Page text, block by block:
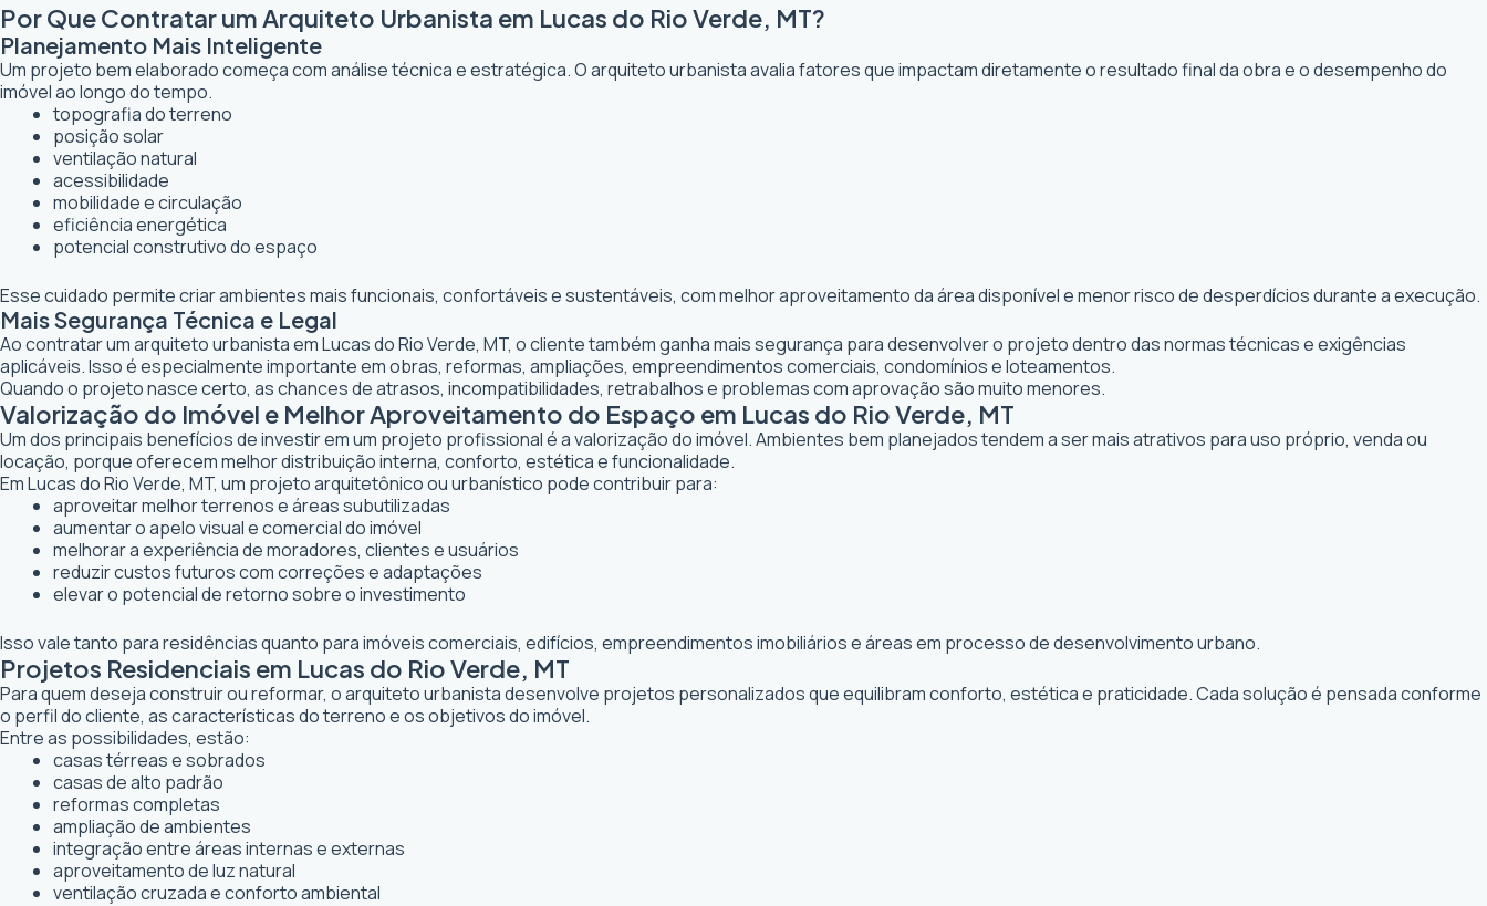
Por Que Contratar um Arquiteto Urbanista em Lucas do Rio Verde, MT?
Planejamento Mais Inteligente
Um projeto bem elaborado começa com análise técnica e estratégica. O arquiteto urbanista avalia fatores que impactam diretamente o resultado final da obra e o desempenho do
imóvel ao longo do tempo.
topografia do terreno
posição solar
ventilação natural
acessibilidade
mobilidade e circulação
eficiência energética
potencial construtivo do espaço
Esse cuidado permite criar ambientes mais funcionais, confortáveis e sustentáveis, com melhor aproveitamento da área disponível e menor risco de desperdícios durante a execução.
Mais Segurança Técnica e Legal
Ao contratar um arquiteto urbanista em Lucas do Rio Verde, MT, o cliente também ganha mais segurança para desenvolver o projeto dentro das normas técnicas e exigências
aplicáveis. Isso é especialmente importante em obras, reformas, ampliações, empreendimentos comerciais, condomínios e loteamentos.
Quando o projeto nasce certo, as chances de atrasos, incompatibilidades, retrabalhos e problemas com aprovação são muito menores.
Valorização do Imóvel e Melhor Aproveitamento do Espaço em Lucas do Rio Verde, MT
Um dos principais benefícios de investir em um projeto profissional é a valorização do imóvel. Ambientes bem planejados tendem a ser mais atrativos para uso próprio, venda ou
locação, porque oferecem melhor distribuição interna, conforto, estética e funcionalidade.
Em Lucas do Rio Verde, MT, um projeto arquitetônico ou urbanístico pode contribuir para:
aproveitar melhor terrenos e áreas subutilizadas
aumentar o apelo visual e comercial do imóvel
melhorar a experiência de moradores, clientes e usuários
reduzir custos futuros com correções e adaptações
elevar o potencial de retorno sobre o investimento
Isso vale tanto para residências quanto para imóveis comerciais, edifícios, empreendimentos imobiliários e áreas em processo de desenvolvimento urbano.
Projetos Residenciais em Lucas do Rio Verde, MT
Para quem deseja construir ou reformar, o arquiteto urbanista desenvolve projetos personalizados que equilibram conforto, estética e praticidade. Cada solução é pensada conforme
o perfil do cliente, as características do terreno e os objetivos do imóvel.
Entre as possibilidades, estão:
casas térreas e sobrados
casas de alto padrão
reformas completas
ampliação de ambientes
integração entre áreas internas e externas
aproveitamento de luz natural
ventilação cruzada e conforto ambiental